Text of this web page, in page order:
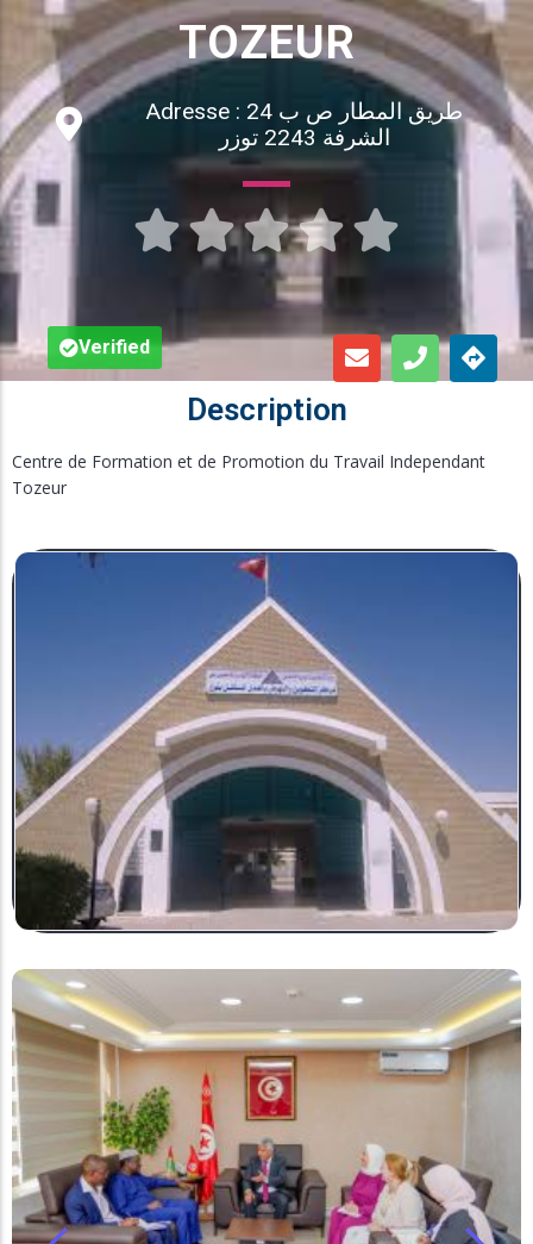
Inscription en Ligne
Bourses
Foire aux Questions
TOZEUR
Adresse : طريق المطار ص ب 24
الشرفة 2243 توزر
 
Verified
Description
Centre de Formation et de Promotion du Travail Independant
Tozeur